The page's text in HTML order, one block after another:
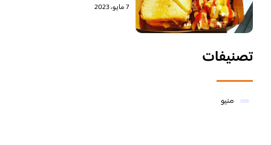
7 مايو، 2023
تصنيفات
منيو